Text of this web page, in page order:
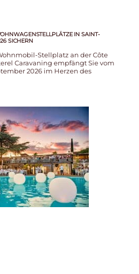
IN SAINT-
SICHERN
Stellplatz an der Côte
Caravaning empfängt Sie vom
2026 im Herzen des